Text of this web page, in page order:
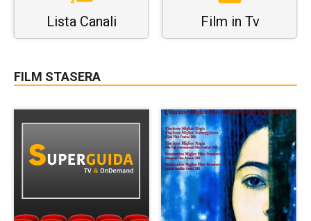
Lista Canali Film in Tv
FILM STASERA